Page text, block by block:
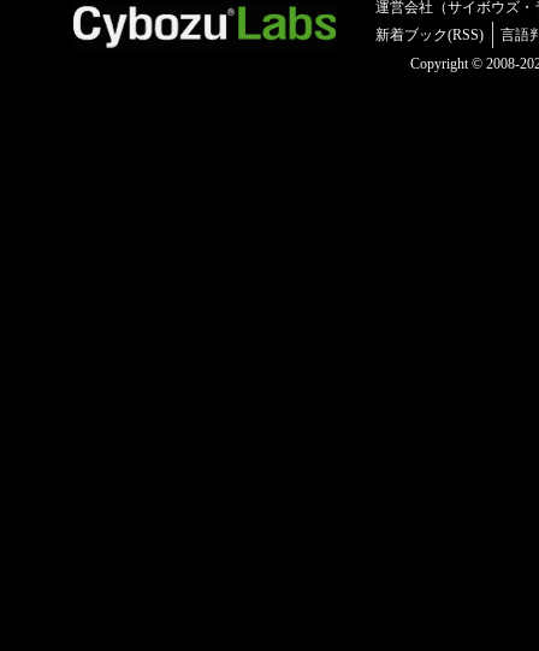
運営会社（サイボウズ・
新着ブック(RSS)
言語
Copyright © 2008-